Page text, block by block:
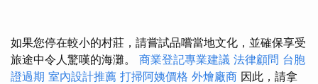
如果您停在較小的村莊，請嘗試品嚐當地文化，並確保享受
旅途中令人驚嘆的海灘。 商業登記專業建議 法律顧問 台胞
證過期 室內設計推薦 打掃阿姨價格 外燴廠商 因此，請拿